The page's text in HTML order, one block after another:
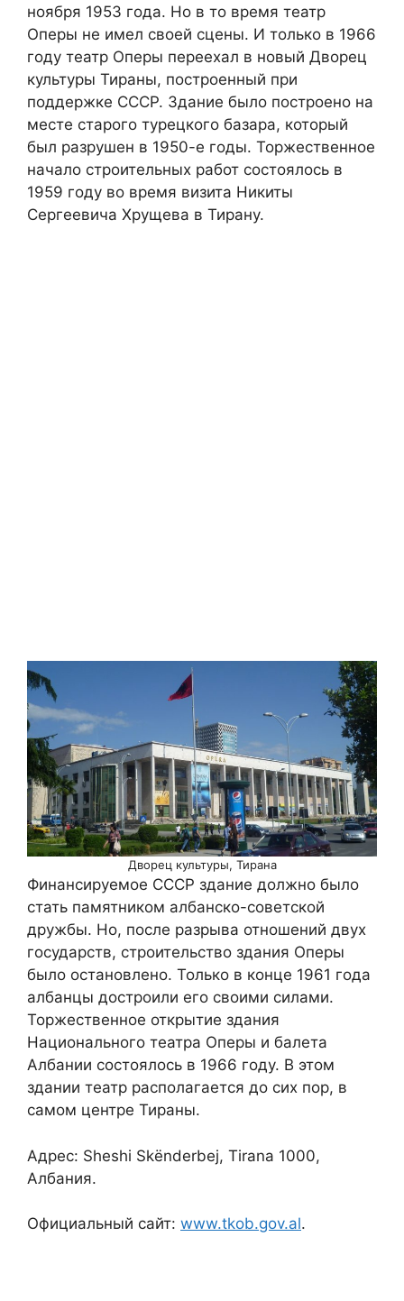
ноября 1953 года. Но в то время театр
Оперы не имел своей сцены. И только в 1966
году театр Оперы переехал в новый Дворец
культуры Тираны, построенный при
поддержке СССР. Здание было построено на
месте старого турецкого базара, который
был разрушен в 1950-е годы. Торжественное
начало строительных работ состоялось в
1959 году во время визита Никиты
Сергеевича Хрущева в Тирану.
Дворец культуры, Тирана
Финансируемое СССР здание должно было
стать памятником албанско-советской
дружбы. Но, после разрыва отношений двух
государств, строительство здания Оперы
было остановлено. Только в конце 1961 года
албанцы достроили его своими силами.
Торжественное открытие здания
Национального театра Оперы и балета
Албании состоялось в 1966 году. В этом
здании театр располагается до сих пор, в
самом центре Тираны.
Адрес: Sheshi Skënderbej, Tirana 1000,
Албания.
Официальный сайт: www.tkob.gov.al.